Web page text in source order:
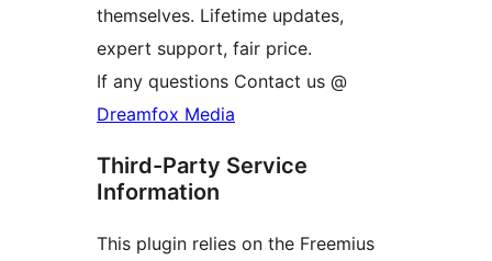
themselves. Lifetime updates,
expert support, fair price.
If any questions Contact us @
Dreamfox Media
Third-Party Service
Information
This plugin relies on the Freemius